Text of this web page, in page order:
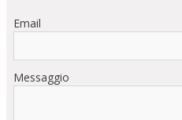
Email
Messaggio